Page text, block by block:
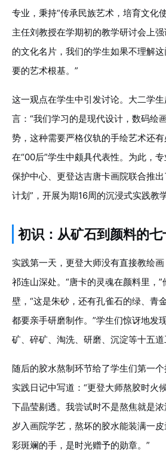
专业，秉持“传承民族艺术，培育文化
主任刘教授在学期初的教学研讨会上
的文化名片，我们的学生如果不理解
要的艺术根基。”
这一观点在学生中引发讨论。大二学
言：“我们学习的是现代设计，数码绘
势，这种需要严格仪轨的手绘艺术还
在“00后”学生中颇具代表性。为此，
保护中心、更登达吉唐卡画院联合推
计划”，开展为期16周的沉浸式实践教学
初识：从矿石到颜料的
实践第一天，更登大师没有直接教绘
祁连山深处。“唐卡的灵魂在颜料里，
壁，“这是朱砂，还有孔雀石的绿、青
都要亲手研磨制作。”学生们惊讶地发
矿、碎矿、淘洗、研磨、沉淀等十五道
随后的胶水熬制环节给了学生们第一
实践日记中写道：“更登大师熬胶时火
下晶莹剔透。我尝试时不是熬焦就是
岁入画院学艺，熬坏的胶水能装满一
彩斑斓的手，是时光赠予的勋章。”